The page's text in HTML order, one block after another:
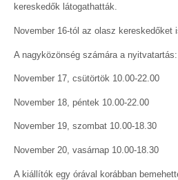
kereskedők látogathatták.
November 16-tól az olasz kereskedőket
A nagyközönség számára a nyitvatartás:
November 17, csütörtök 10.00-22.00
November 18, péntek 10.00-22.00
November 19, szombat 10.00-18.30
November 20, vasárnap 10.00-18.30
A kiállítók egy órával korábban